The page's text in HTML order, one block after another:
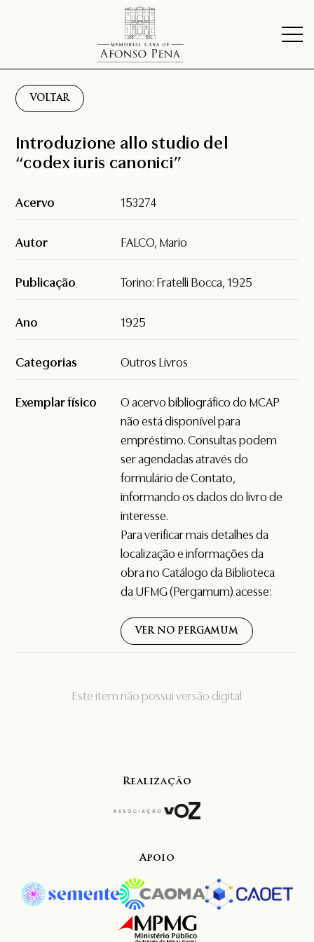
VOLTAR
Este item não possui versão digital
Introduzione allo studio del
“codex iuris canonici”
Acervo 153274
Autor FALCO, Mario
Publicação Torino: Fratelli Bocca, 1925
Ano 1925
Categorias Outros Livros
Exemplar físico
O acervo bibliográfico do MCAP
não está disponível para
empréstimo. Consultas podem
ser agendadas através do
formulário deContato,
informando os dados do livro de
interesse.
Para verificar mais detalhes da
localização e informações da
obra no Catálogo da Biblioteca
da UFMG (Pergamum) acesse:
VER NO PERGAMUM
Realização
Apoio